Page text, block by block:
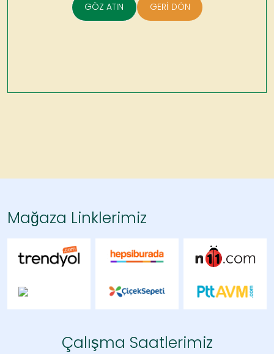
GÖZ ATIN GERİ DÖN
Mağaza Linklerimiz
Çalışma Saatlerimiz